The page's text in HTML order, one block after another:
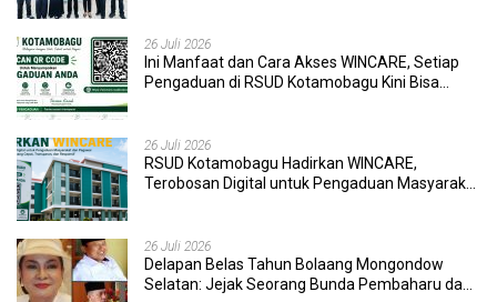
26 Juli 2026
Ini Manfaat dan Cara Akses WINCARE, Setiap
Pengaduan di RSUD Kotamobagu Kini Bisa
26 Juli 2026
RSUD Kotamobagu Hadirkan WINCARE,
Terobosan Digital untuk Pengaduan Masyarakat
26 Juli 2026
Delapan Belas Tahun Bolaang Mongondow
Selatan: Jejak Seorang Bunda Pembaharu dan